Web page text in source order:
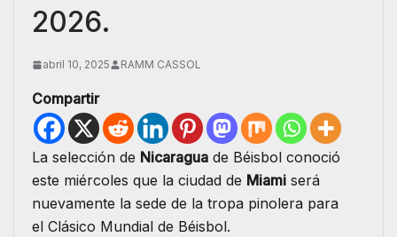
2026.
abril 10, 2025 RAMM CASSOL
Compartir
La selección de Nicaragua de Béisbol conoció
este miércoles que la ciudad de Miami será
nuevamente la sede de la tropa pinolera para
el Clásico Mundial de Béisbol.